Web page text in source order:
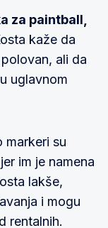
za paintball,
kaže da
ali da
uglavnom
markeri su
im je namena
lakše,
i mogu
rentalnih.